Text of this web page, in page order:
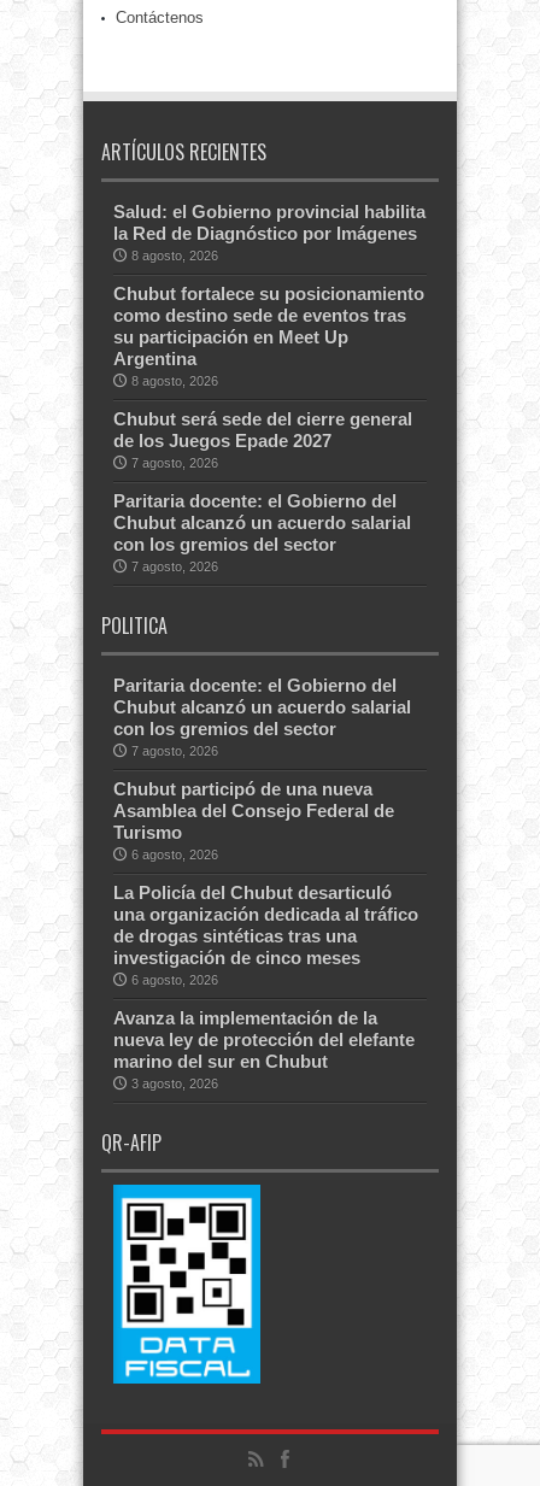
Contáctenos
ARTÍCULOS RECIENTES
Salud: el Gobierno provincial habilita
la Red de Diagnóstico por Imágenes
8 agosto, 2026
Chubut fortalece su posicionamiento
como destino sede de eventos tras
su participación en Meet Up
Argentina
8 agosto, 2026
Chubut será sede del cierre general
de los Juegos Epade 2027
7 agosto, 2026
Paritaria docente: el Gobierno del
Chubut alcanzó un acuerdo salarial
con los gremios del sector
7 agosto, 2026
POLITICA
Paritaria docente: el Gobierno del
Chubut alcanzó un acuerdo salarial
con los gremios del sector
7 agosto, 2026
Chubut participó de una nueva
Asamblea del Consejo Federal de
Turismo
6 agosto, 2026
La Policía del Chubut desarticuló
una organización dedicada al tráfico
de drogas sintéticas tras una
investigación de cinco meses
6 agosto, 2026
Avanza la implementación de la
nueva ley de protección del elefante
marino del sur en Chubut
3 agosto, 2026
QR-AFIP